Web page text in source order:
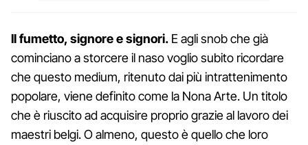
Il fumetto, signore e signori. E agli snob che già
cominciano a storcere il naso voglio subito ricordare
che questo medium, ritenuto dai più intrattenimento
popolare, viene definito come la Nona Arte. Un titolo
che è riuscito ad acquisire proprio grazie al lavoro dei
maestri belgi. O almeno, questo è quello che loro